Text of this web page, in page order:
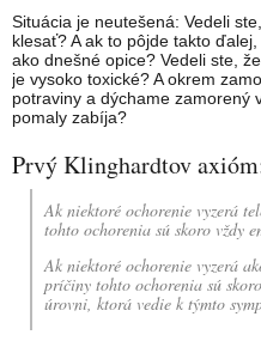
Situácia je neutešená: Vedeli
klesať? A ak to pôjde takto
ako dnešné opice? Vedeli ste,
je vysoko toxické? A okrem
potraviny a dýchame zamorený
pomaly zabíja?
Prvý Klinghardtov
Ak niektoré ochorenie vyzerá
tohto ochorenia sú skoro vždy
Ak niektoré ochorenie vyzerá
príčiny tohto ochorenia sú
úrovni, ktorá vedie k týmto